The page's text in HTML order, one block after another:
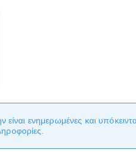
ενημερωμένες και